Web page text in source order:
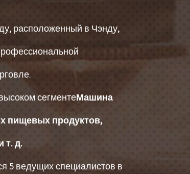
расположенный в Чэнду,
сегментеМашина
пищевых продуктов,
т. д.
5 ведущих специалистов в